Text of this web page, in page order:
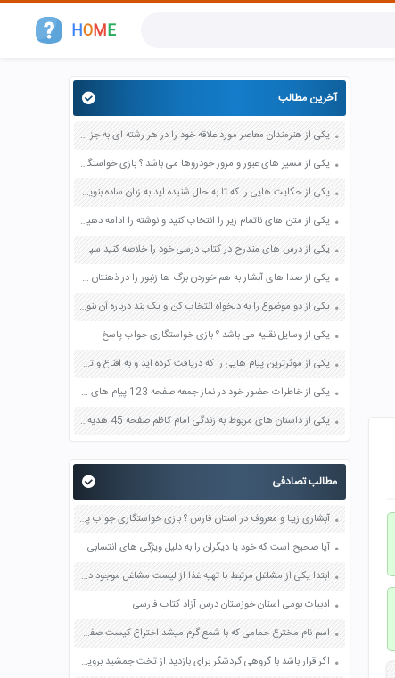
HOME
آخرین مطالب
یکی از هنرمندان معاصر مورد علاقه خود را در هر رشته ای به جز عکاسی صفحه 69 فرهنگ و هنر نهم
یکی از مسیر های عبور و مرور خودروها می باشد ؟ بازی خواستگاری جواب پاسخ
یکی از حکایت هایی را که تا به حال شنیده اید به زبان ساده بنویسید صفحه 97 نگارش ششم دبستان
یکی از متن های ناتمام زیر را انتخاب کنید و نوشته را ادامه دهید صفحه 73 و 74 کتاب نگارش فارسی پنجم دبستان
یکی از درس های مندرج در کتاب درسی خود را خلاصه کنید سپس متن خلاصه شده را با بهره گیری از روش های دسته بندی نمودار جدول نقشه مفهومی نشان دهید صفحه 118 نگارش یازدهم
یکی از صدا های آبشار به هم خوردن برگ ها زنبور را در ذهنتان مجسم کنید و درباره آن یک بند بنویسید صفحه 11 نگارش پنجم
یکی از دو موضوع را به دلخواه انتخاب کن و یک بند درباره آن بنویس صفحه 35 کتاب نگارش فارسی سوم
یکی از وسایل نقلیه می باشد ؟ بازی خواستگاری جواب پاسخ
یکی از موثرترین پیام هایی را که دریافت کرده اید و به اقناع و تغییری جدی در شما منجر شده است برسی کنید و علت این تاثیر گذاری قابل توجه را بنویسید صفحه 52 تفکر و سواد رسانه ای دهم
یکی از خاطرات حضور خود در نماز جمعه صفحه 123 پیام های آسمان هفتم
یکی از داستان های مربوط به زندگی امام کاظم صفحه 45 هدیه های آسمان چهارم
مطالب تصادفی
آبشاری زیبا و معروف در استان فارس ؟ بازی خواستگاری جواب پاسخ
آیا صحیح است که خود یا دیگران را به دلیل ویژگی های انتسابی سرزنش کنیم؟ چرا؟ صفحه 122 مطالعات اجتماعی نهم
ابتدا یکی از مشاغل مرتبط با تهیه غذا از لیست مشاغل موجود در پرونده زیر انتخاب کنید صفحه 92 کار و فناوری ششم
ادبیات بومی استان خوزستان درس آزاد کتاب فارسی
اسم نام مخترع حمامی که با شمع گرم میشد اختراع کیست صفحه 4 کتاب کار و فناوری هفتم
اگر قرار باشد با گروهی گردشگر برای بازدید از تخت جمشید بروید چه وسایلی را همراه خود می برید؟ صفحه 58 مطالعات اجتماعی چهارم